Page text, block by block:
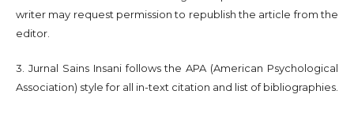
writer may request permission to republish the article from the
editor.
3. Jurnal Sains Insani follows the APA (American Psychological
Association) style for all in-text citation and list of bibliographies.